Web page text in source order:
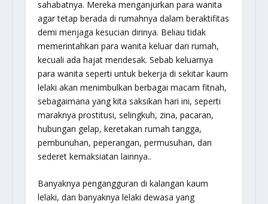
sahabatnya. Mereka menganjurkan para wanita
agar tetap berada di rumahnya dalam beraktifitas
demi menjaga kesucian dirinya. Beliau tidak
memerintahkan para wanita keluar dari rumah,
kecuali ada hajat mendesak. Sebab keluarnya
para wanita seperti untuk bekerja di sekitar kaum
lelaki akan menimbulkan berbagai macam fitnah,
sebagaimana yang kita saksikan hari ini, seperti
maraknya prostitusi, selingkuh, zina, pacaran,
hubungan gelap, keretakan rumah tangga,
pembunuhan, peperangan, permusuhan, dan
sederet kemaksiatan lainnya..
Banyaknya pengangguran di kalangan kaum
lelaki, dan banyaknya lelaki dewasa yang